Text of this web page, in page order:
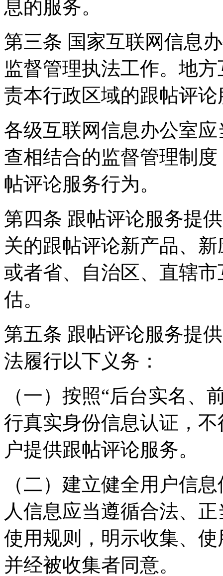
息的服务。
第三条 国家互联网信息
监督管理执法工作。地
责本行政区域的跟帖评
各级互联网信息办公室
查相结合的监督管理制
帖评论服务行为。
第四条 跟帖评论服务提
关的跟帖评论新产品、
或者省、自治区、直辖
估。
第五条 跟帖评论服务提
法履行以下义务：
（一）按照“后台实名、
行真实身份信息认证，
户提供跟帖评论服务。
（二）建立健全用户信
人信息应当遵循合法、
使用规则，明示收集、
并经被收集者同意。